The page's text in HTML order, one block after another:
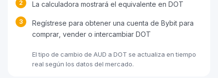
2 La calculadora mostrará el equivalente en DOT
3
Regístrese para obtener una cuenta de Bybit para
comprar, vender o intercambiar DOT
El tipo de cambio de AUD a DOT se actualiza en tiempo
real según los datos del mercado.